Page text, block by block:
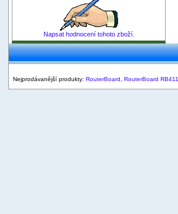
Napsat hodnocení tohoto zboží.
Nejprodávanější produkty: RouterBoard RouterBoard RB411